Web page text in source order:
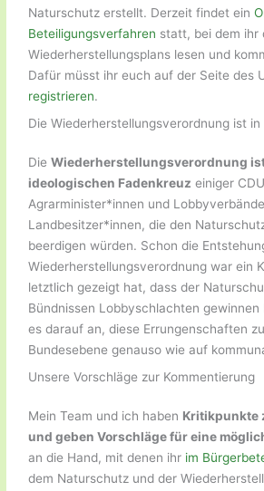
Naturschutz erstellt. Derzeit findet ein
Beteiligungsverfahren statt, bei dem ihr
Wiederherstellungsplans lesen und
Dafür müsst ihr euch auf der Seite des
registrieren.
Die Wiederherstellungsverordnung ist in
DieWiederherstellungsverordnung
ideologischen Fadenkreuz einiger
Agrarminister*innen und
Landbesitzer*innen, die den
beerdigen würden. Schon die
Wiederherstellungsverordnung war ein
letztlich gezeigt hat, dass der
Bündnissen Lobbyschlachten gewinnen
es darauf an, diese Errungenschaften
Bundesebene genauso wie auf
Unsere Vorschläge zur Kommentierung
Mein Team und ich haben Kritikpunkte
und geben Vorschläge für eine
an die Hand, mit denen ihr im
dem Naturschutz und der